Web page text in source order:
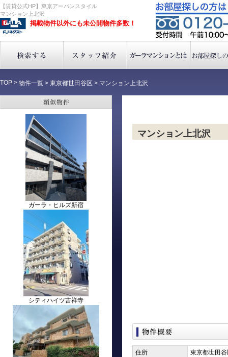
【賃貸公式HP】東京アーバンスタイル
マンション上北沢
掲載物件以外にも未公開物件多数！
TOP > 物件一覧 > 東京都世田谷区 > マンション上北沢
ガーラ・ヒルズ新宿
シティハイツ吉祥寺
マンション上北沢
住所
東京都世田